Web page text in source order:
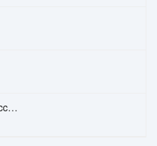
Sara Perche Ti Amo – Ricchi E Poveri